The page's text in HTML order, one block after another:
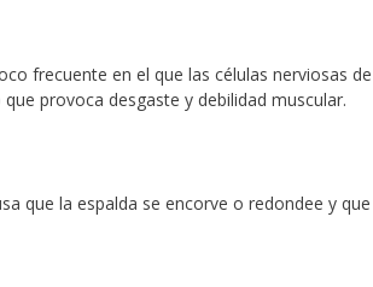
frecuente en el que las células nerviosas
provoca desgaste y debilidad muscular.
que la espalda se encorve o redondee y